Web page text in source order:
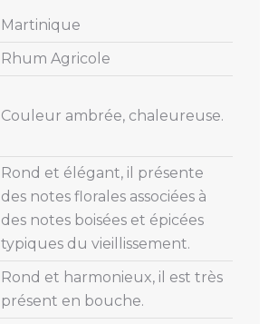
Martinique
Rhum Agricole
Couleur ambrée, chaleureuse.
Rond et élégant, il présente
des notes florales associées à
des notes boisées et épicées
typiques du vieillissement.
Rond et harmonieux, il est très
présent en bouche.